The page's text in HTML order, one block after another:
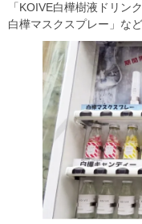
「KOIVE白樺樹液ドリン
白樺マスクスプレー」な